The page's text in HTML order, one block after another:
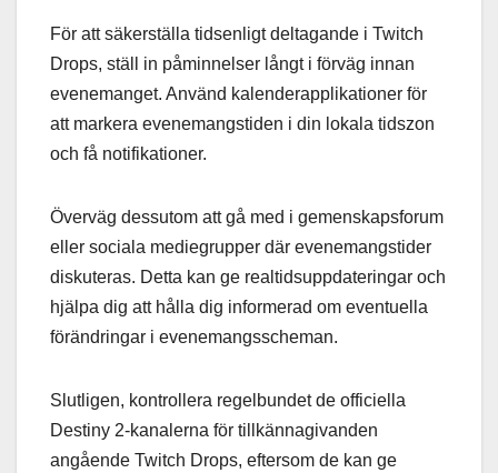
För att säkerställa tidsenligt deltagande i Twitch
Drops, ställ in påminnelser långt i förväg innan
evenemanget. Använd kalenderapplikationer för
att markera evenemangstiden i din lokala tidszon
och få notifikationer.
Överväg dessutom att gå med i gemenskapsforum
eller sociala mediegrupper där evenemangstider
diskuteras. Detta kan ge realtidsuppdateringar och
hjälpa dig att hålla dig informerad om eventuella
förändringar i evenemangsscheman.
Slutligen, kontrollera regelbundet de officiella
Destiny 2-kanalerna för tillkännagivanden
angående Twitch Drops, eftersom de kan ge